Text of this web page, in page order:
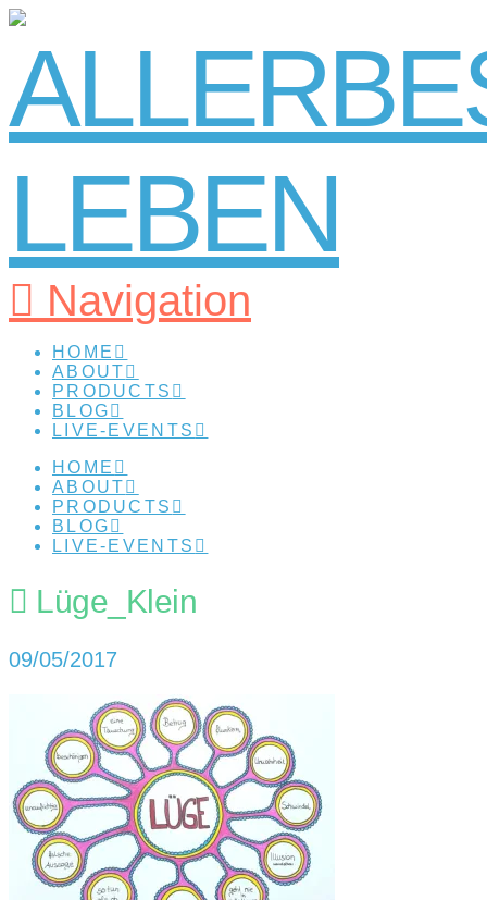
Navigation
HOME
ABOUT
PRODUCTS
BLOG
LIVE-EVENTS
HOME
ABOUT
PRODUCTS
BLOG
LIVE-EVENTS
Lüge_Klein
09/05/2017